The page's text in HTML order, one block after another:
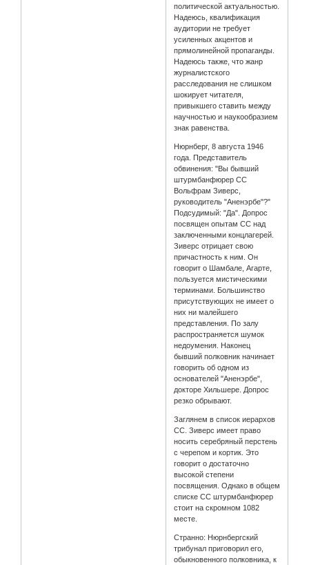
политической актуальностью.
Надеюсь, квалификация
аудитории не требует
усиленных акцентов и
прямолинейной пропаганды.
Надеюсь также, что жанр
журналистского
расследования не слишком
шокирует читателя,
привыкшего ставить между
научностью и наукообразием
знак равенства.
Нюрнберг, 8 августа 1946
года. Представитель
обвинения: "Вы бывший
штурмбанфюрер СС
Вольфрам Зиверс,
руководитель "Аненэрбе"?"
Подсудимый: "Да". Допрос
посвящен опытам СС над
заключенными концлагерей.
Зиверс отрицает свою
причастность к ним. Он
говорит о Шамбале, Агарте,
пользуется мистическими
терминами. Большинство
присутствующих не имеет о
них ни малейшего
представления. По залу
распространяется шумок
недоумения. Наконец
бывший полковник начинает
говорить об одном из
основателей "Аненэрбе",
докторе Хильшере. Допрос
резко обрывают.
Заглянем в список иерархов
СС. Зиверс имеет право
носить серебряный перстень
с черепом и кортик. Это
говорит о достаточно
высокой степени
посвящения. Однако в общем
списке СС штурмбанфюрер
стоит на скромном 1082
месте.
Странно: Нюрнбергский
трибунал приговорил его,
обыкновенного полковника, к